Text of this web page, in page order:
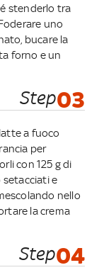
stenderlo tra
uno
bucare la
forno e un
Step03
a fuoco
per
con 125 g di
setacciati e
nello
la crema
Step04